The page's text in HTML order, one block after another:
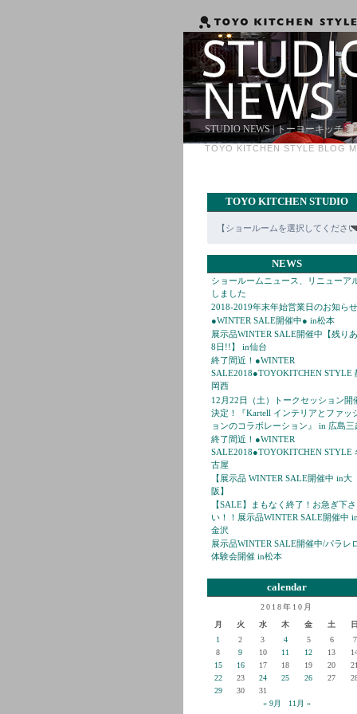
STUDIO NEWS | トーヨーキッチ
TOYO KITCHEN STYLE
TOYO KITCHEN STUDIO
NEWS
ショールームニュース、リニューア
しました
2018-2019年末年始営業日のお知らせ
●WINTER SALE開催中● in松本
展示品WINTER SALE開催中【残り
8日!!】 in仙台
終了間近！●WINTER
SALE2018●TOYOKITCHEN STYLE
岡西
12月22日（土）トークセッション開
決定！『Kartell インテリアとファッ
ョンのコラボレーション』 in 広島三
終了間近！●WINTER
SALE2018●TOYOKITCHEN STYLE
古屋
【展示品 WINTER SALE開催中 in大
阪】
【SALE】まもなく終了！お急ぎ下さ
い！！展示品WINTER SALE開催中 in
金沢
展示品WINTER SALE開催中/パラレ
体験会開催 in松本
calendar
2018年10月
月
火 水 木 金 土
日
1
2 3 4 5 6
7
8
9 10 11 12 13
15
16 17 18 19 20
22
23 24 25 26 27
29
30
31
« 9月
11月 »